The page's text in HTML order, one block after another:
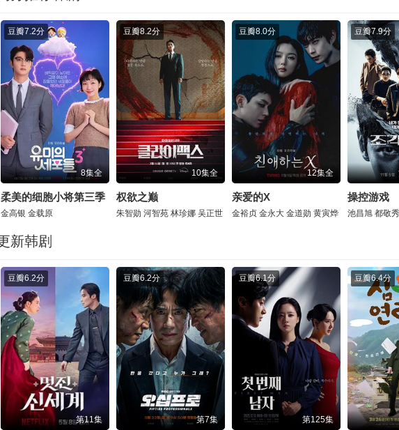
豆瓣7.2分
8集全
柔美的细胞小将第三季
金高银 金载原
豆瓣8.2分
10集全
权欲之巅
朱智勋 河智苑 林珍娜 吴正世
豆瓣8.0分
12集全
亲爱的X
金裕贞 金永大 金道勋 黄寅烨
豆瓣7.9分
操控游戏
池昌旭 都敬秀
新韩剧
豆瓣6.2分
第11集
豆瓣6.2分
第7集
豆瓣6.1分
第125集
豆瓣6.4分